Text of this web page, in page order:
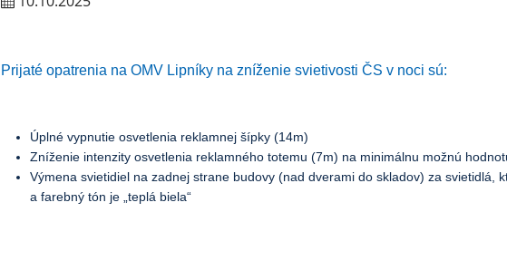
Prijaté opatrenia na OMV Lipníky na zníženie svietivosti ČS v noci sú:
Úplné vypnutie osvetlenia reklamnej šípky (14m)
Zníženie intenzity osvetlenia reklamného totemu (7m) na minimálnu možnú
Výmena svietidiel na zadnej strane budovy (nad dverami do skladov) za svietidlá,
a farebný tón je „teplá biela“